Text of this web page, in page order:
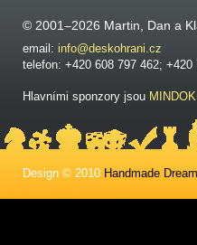
© 2001–2026 Martin, Dan a
email: info@deskohrani.cz
telefon: +420 608 797 462;
Hlavními sponzory jsou MINDOK
Design © 2010 Handmade